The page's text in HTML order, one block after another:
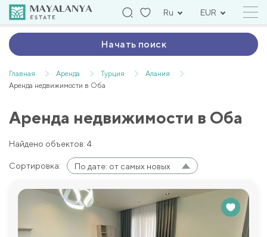
Ru EUR
Начать поиск
Главная Аренда Турция
Алания
Аренда недвижимости в Оба
Аренда недвижимости в Оба
Найдено объектов: 4
Сортировка: По дате: от самых новых